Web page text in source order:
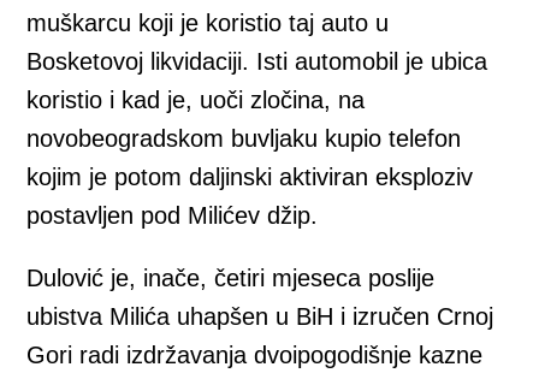
muškarcu koji je koristio taj auto u
Bosketovoj likvidaciji. Isti automobil je ubica
koristio i kad je, uoči zločina, na
novobeogradskom buvljaku kupio telefon
kojim je potom daljinski aktiviran eksploziv
postavljen pod Milićev džip.
Dulović je, inače, četiri mjeseca poslije
ubistva Milića uhapšen u BiH i izručen Crnoj
Gori radi izdržavanja dvoipogodišnje kazne